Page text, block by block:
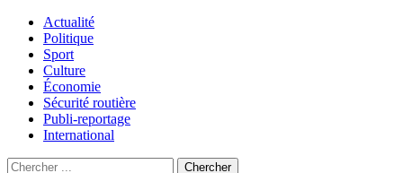
Actualité
Politique
Sport
Culture
Économie
Sécurité routière
Publi-reportage
International